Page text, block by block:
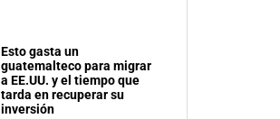
Esto gasta un
guatemalteco para migrar
a EE.UU. y el tiempo que
tarda en recuperar su
inversión